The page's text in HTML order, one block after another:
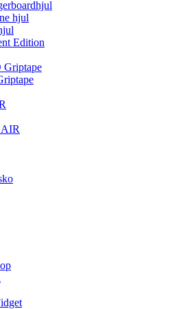
hjul
Edition
Griptape